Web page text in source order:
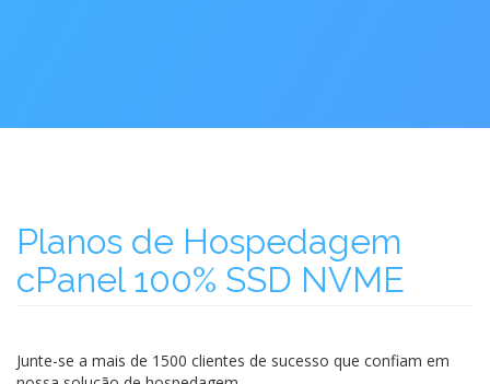
Planos de Hospedagem
cPanel 100% SSD NVME
Junte-se a mais de 1500 clientes de sucesso que confiam em